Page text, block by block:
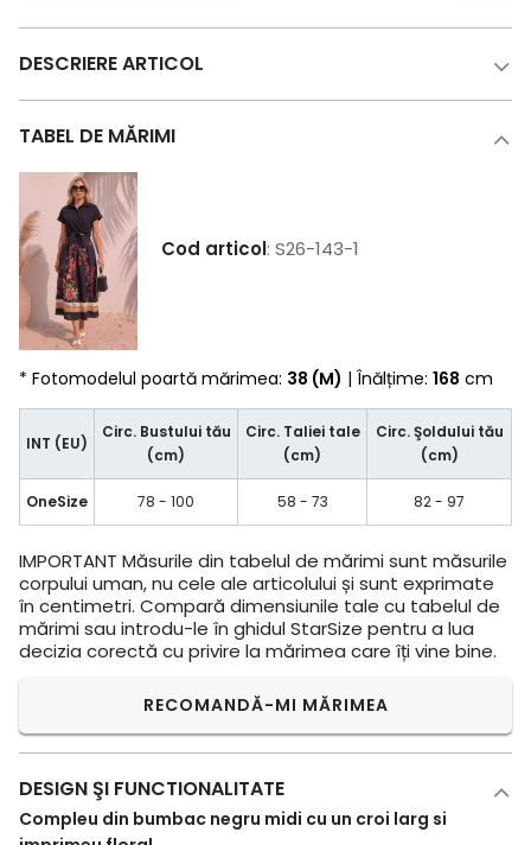
DESCRIERE ARTICOL
TABEL DE MĂRIMI
Cod articol: S26-143-1
* Fotomodelul poartă mărimea: 38 (M) | Înălțime: 168 cm
INT (EU)
Circ. Bustului tău
(cm)
Circ. Taliei tale
(cm)
Circ. Şoldului tău
(cm)
OneSize 78 - 100 58 - 73 82 - 97
IMPORTANT Măsurile din tabelul de mărimi sunt măsurile
corpului uman, nu cele ale articolului și sunt exprimate
în centimetri. Compară dimensiunile tale cu tabelul de
mărimi sau introdu-le în ghidul StarSize pentru a lua
decizia corectă cu privire la mărimea care îți vine bine.
RECOMANDĂ-MI MĂRIMEA
DESIGN ŞI FUNCTIONALITATE
Compleu din bumbac negru midi cu un croi larg si